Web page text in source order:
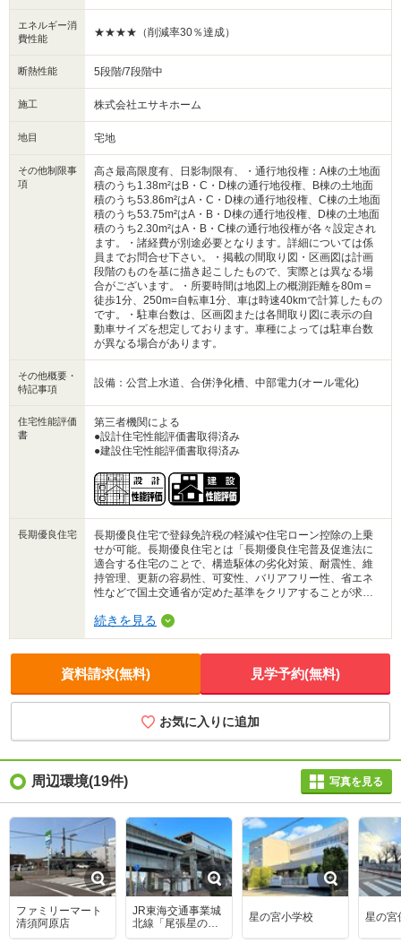
エネルギー消
費性能
★★★★（削減率30％達成）
断熱性能 5段階/7段階中
施工 株式会社エサキホーム
地目 宅地
その他制限事
項
高さ最高限度有、日影制限有、・通行地役権：A棟の土地面
積のうち1.38m²はB・C・D棟の通行地役権、B棟の土地面
積のうち53.86m²はA・C・D棟の通行地役権、C棟の土地面
積のうち53.75m²はA・B・D棟の通行地役権、D棟の土地面
積のうち2.30m²はA・B・C棟の通行地役権が各々設定され
ます。・諸経費が別途必要となります。詳細については係
員までお問合せ下さい。・掲載の間取り図・区画図は計画
段階のものを基に描き起こしたもので、実際とは異なる場
合がございます。・所要時間は地図上の概測距離を80m＝
徒歩1分、250m=自転車1分、車は時速40kmで計算したもの
です。・駐車台数は、区画図または各間取り図に表示の自
動車サイズを想定しております。車種によっては駐車台数
が異なる場合があります。
その他概要・
特記事項
設備：公営上水道、合併浄化槽、中部電力(オール電化)
住宅性能評価
書
第三者機関による
●設計住宅性能評価書取得済み
●建設住宅性能評価書取得済み
長期優良住宅
長期優良住宅で登録免許税の軽減や住宅ローン控除の上乗
せが可能。長期優良住宅とは「長期優良住宅普及促進法に
適合する住宅のことで、構造駆体の劣化対策、耐震性、維
持管理、更新の容易性、可変性、バリアフリー性、省エネ
性などで国土交通省が定めた基準をクリアすることが求め
続きを見る
資料請求(無料) 見学予約(無料)
お気に入りに追加
周辺環境(19件) 写真を見る
ファミリーマート
清須阿原店
JR東海交通事業城
北線「尾張星の
宮」駅
星の宮小学校 星の宮